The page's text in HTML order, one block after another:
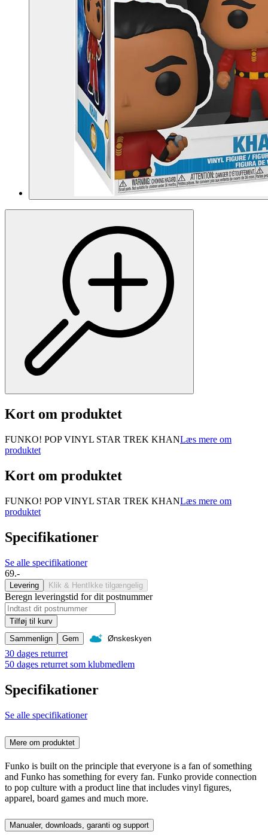
Kort om produktet
FUNKO! POP VINYL STAR TREK KHANLæs mere om
produktet
Kort om produktet
FUNKO! POP VINYL STAR TREK KHANLæs mere om
produktet
Specifikationer
Se alle specifikationer
69.-
Levering Klik & Hent Ikke tilgængelig
Beregn leveringstid for dit postnummer
Tilføj til kurv
Sammenlign
Gem Ønskeskyen
30 dages returret
50 dages returret som klubmedlem
Specifikationer
Se alle specifikationer
Mere om produktet
Funko is built on the principle that everyone is a fan of something
and Funko has something for every fan. Funko provide connection
to pop culture with a product line that includes vinyl figures,
apparel, board games and much more.
Manualer, downloads, garanti og support